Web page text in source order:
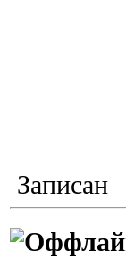
Записан